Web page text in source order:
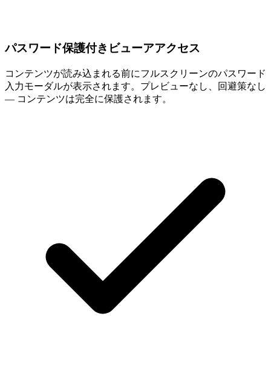
パスワード保護付きビューアアクセス
コンテンツが読み込まれる前にフルスクリーンのパスワード
入力モーダルが表示されます。プレビューなし、回避策なし
— コンテンツは完全に保護されます。